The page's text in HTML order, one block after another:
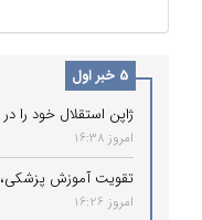
5 خبر اول
ژاپن استقلال خود را
امروز 16:38
تقویت آموزش
امروز 16:26